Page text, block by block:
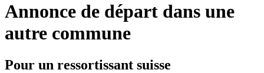
Annonce de départ dans une
autre commune
Pour un ressortissant suisse